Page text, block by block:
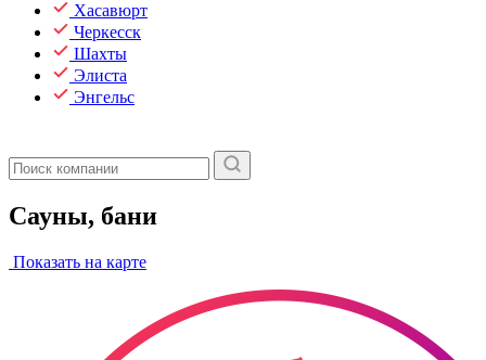
Хасавюрт
Черкесск
Шахты
Элиста
Энгельс
Сауны, бани
Показать на карте